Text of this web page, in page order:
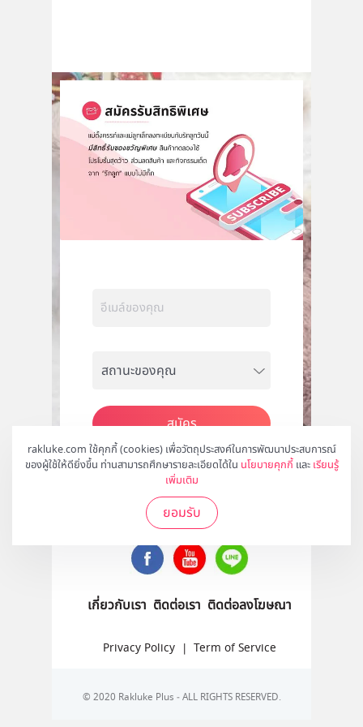
rakluke.com ใช้คุกกี้ (cookies) เพื่อวัตถุประสงค์ในการพัฒนาประสบการณ์
ของผู้ใช้ให้ดียิ่งขึ้น ท่านสามารถศึกษารายละเอียดได้ใน นโยบายคุกกี้ และ เรียนรู้
เพิ่มเติม
ยอมรับ
สมัคร
ติดตามเราได้ที่
เกี่ยวกับเรา ติดต่อเรา ติดต่อลงโฆษณา
Privacy Policy | Term of Service
© 2020 Rakluke Plus - ALL RIGHTS RESERVED.